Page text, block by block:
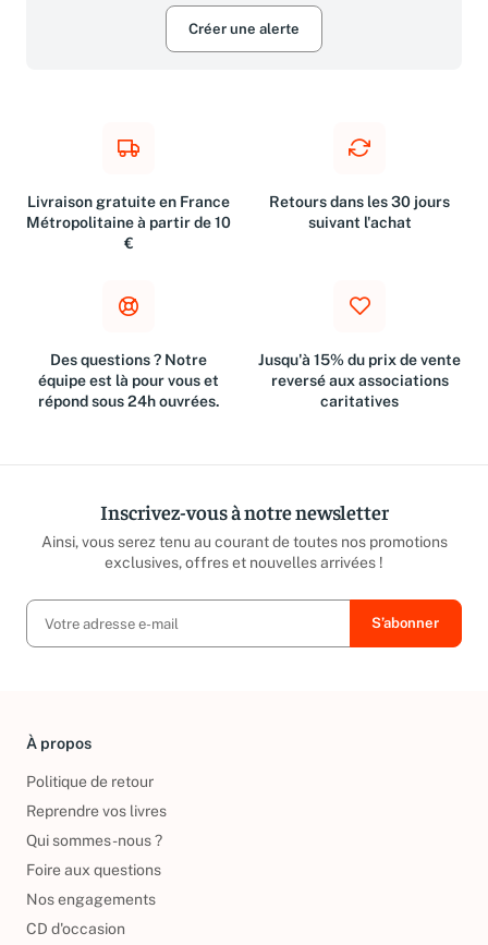
Créer une alerte
Livraison gratuite en France
Métropolitaine à partir de 10
€
Retours dans les 30 jours
suivant l'achat
Des questions ? Notre
équipe est là pour vous et
répond sous 24h ouvrées.
Jusqu'à 15% du prix de vente
reversé aux associations
caritatives
Inscrivez-vous à notre newsletter
Ainsi, vous serez tenu au courant de toutes nos promotions
exclusives, offres et nouvelles arrivées !
À propos
Politique de retour
Reprendre vos livres
Qui sommes-nous ?
Foire aux questions
Nos engagements
CD d'occasion